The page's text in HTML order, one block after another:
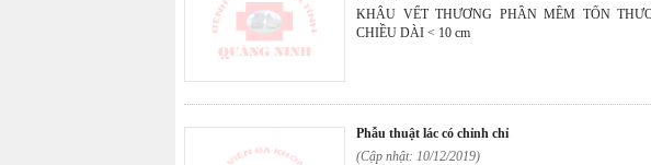
KHÂU VẾT THƯƠNG PHẦN MỀM TỔN
CHIỀU DÀI < 10 cm
phẫu thuật lác có chỉnh chỉ
(Cập nhật: 10/12/2019)